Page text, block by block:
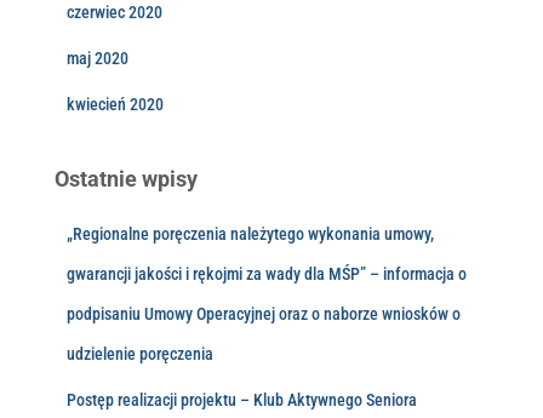
czerwiec 2020
maj 2020
kwiecień 2020
Ostatnie wpisy
„Regionalne poręczenia należytego wykonania umowy,
gwarancji jakości i rękojmi za wady dla MŚP” – informacja o
podpisaniu Umowy Operacyjnej oraz o naborze wniosków o
udzielenie poręczenia
Postęp realizacji projektu – Klub Aktywnego Seniora